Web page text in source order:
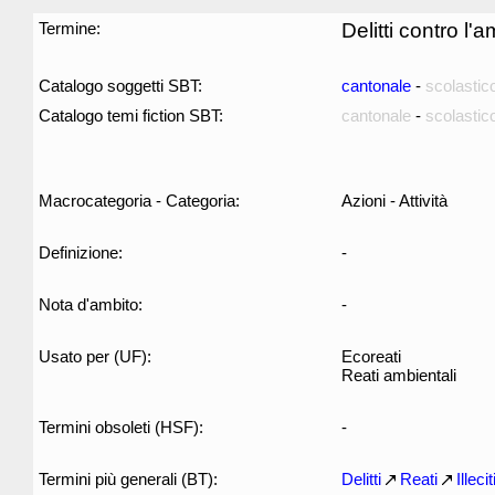
Termine: Delitti contro
Catalogo soggetti SBT: cantonale -
Catalogo temi fiction SBT:
cantonale -
Macrocategoria - Categoria: Azioni - Attività
Definizione: -
Nota d'ambito: -
Usato per (UF):
Ecoreati
Reati ambientali
Termini obsoleti (HSF): -
Termini più generali (BT): Delitti Reati Illeciti